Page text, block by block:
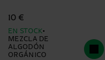
10 €
EN STOCK
MEZCLA DE
ALGODÓN
ORGÁNICO